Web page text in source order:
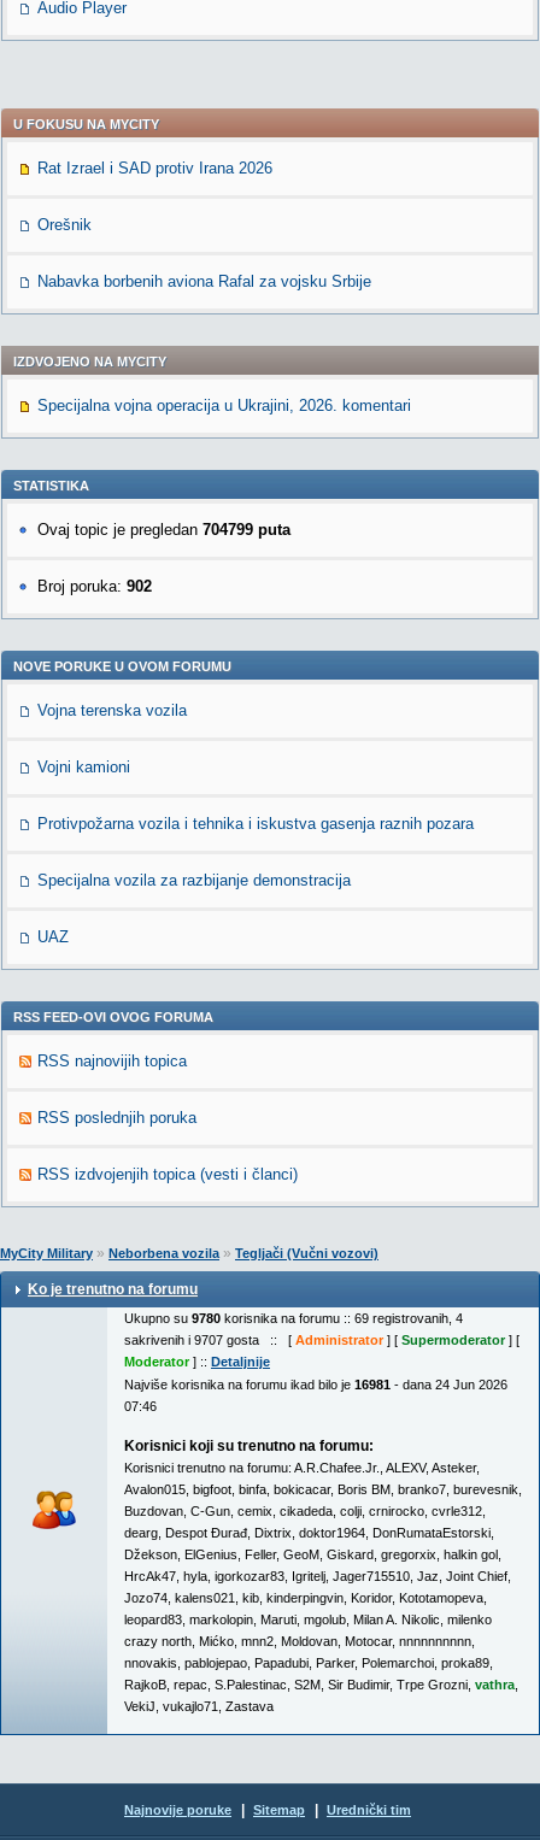
Audio Player
U FOKUSU NA MYCITY
Rat Izrael i SAD protiv Irana 2026
Orešnik
Nabavka borbenih aviona Rafal za vojsku Srbije
IZDVOJENO NA MYCITY
Specijalna vojna operacija u Ukrajini, 2026. komentari
STATISTIKA
Ovaj topic je pregledan 704799 puta
Broj poruka: 902
NOVE PORUKE U OVOM FORUMU
Vojna terenska vozila
Vojni kamioni
Protivpožarna vozila i tehnika i iskustva gasenja raznih pozara
Specijalna vozila za razbijanje demonstracija
UAZ
RSS FEED-OVI OVOG FORUMA
RSS najnovijih topica
RSS poslednjih poruka
RSS izdvojenjih topica (vesti i članci)
MyCity Military » Neborbena vozila» Tegljači (Vučni vozovi)
Ko je trenutno na forumu
Ukupno su 9780 korisnika na forumu :: 69 registrovanih, 4
sakrivenih i 9707 gosta :: [ Administrator] [ Supermoderator] [
Moderator] :: Detaljnije
Najviše korisnika na forumu ikad bilo je 16981 - dana 24 Jun 2026
07:46
Korisnici koji su trenutno na forumu:
Korisnici trenutno na forumu: A.R.Chafee.Jr. ALEXV, Asteker,
Avalon015 bigfoot binfa bokicacar, Boris BM branko7 burevesnik
Buzdovan C-Gun cemix cikadeda colji crnirocko cvrle312
dearg Despot Đurađ Dixtrix doktor1964 DonRumataEstorski
Džekson ElGenius Feller, GeoM Giskard gregorxix halkin gol
HrcAk47 hyla igorkozar83 Igritelj Jager715510 Jaz Joint Chief
Jozo74 kalens021 kib kinderpingvin Koridor, Kototamopeva
leopard83 markolopin Maruti mgolub Milan A. Nikolic milenko
crazy north Mićko mnn2 Moldovan Motocar, nnnnnnnnnn
nnovakis pablojepao Papadubi Parker, Polemarchoi proka89
RajkoB repac S.Palestinac S2M Sir Budimir, Trpe Grozni vathra
VekiJ vukajlo71 Zastava
Najnovije poruke Sitemap Urednički tim